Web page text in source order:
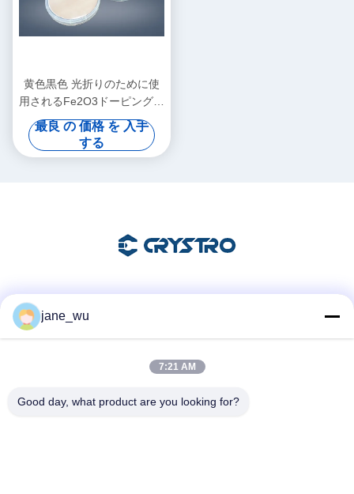
黄色黒色 光折りのために使
用されるFe2O3ドーピングさ
れたLiTaO3ウェーファー
最良 の 価格 を 入手
する
jane_wu
7:21 AM
Good day, what product are you looking for?